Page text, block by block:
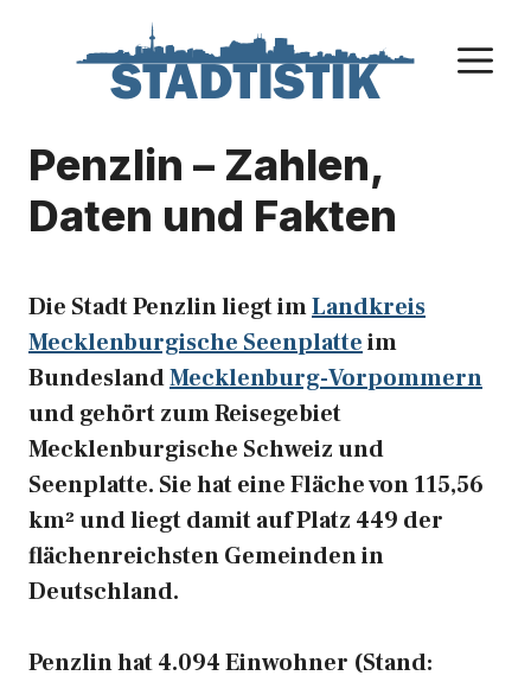
Penzlin – Zahlen,
Daten und Fakten
Die Stadt Penzlin liegt imLandkreis
Mecklenburgische Seenplatteim
BundeslandMecklenburg-Vorpommern
und gehört zum Reisegebiet
Mecklenburgische Schweiz und
Seenplatte. Sie hat eine Fläche von 115,56
km² und liegt damit auf Platz 449 der
flächenreichsten Gemeinden in
Deutschland.
Penzlin hat 4.094 Einwohner (Stand: